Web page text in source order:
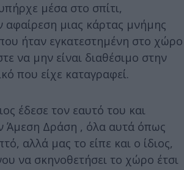
μέσα στο σπίτι,
αφαίρεση μιας κάρτας μνήμης
ήταν εγκατεστημένη στο χώρο
να μην είναι διαθέσιμο στην
που είχε καταγραφεί.
έδεσε τον εαυτό του και
Άμεση Δράση , όλα αυτά όπως
αλλά μας το είπε και ο ίδιος,
να σκηνοθετήσει το χώρο έτσι